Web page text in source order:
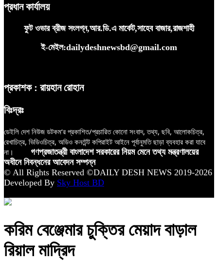
প্রধান কার্যালয়
ফুট ওভার ব্রীজ সংলগ্ন,আর.ডি.এ মার্কেট,সাহেব বাজার,রাজশাহী
ই-মেইল:dailydeshnewsbd@gmail.com
প্রকাশক : রায়হান রোহান
বিঃদ্রঃ
ডেইলি দেশ নিউজ ডটকম’র প্রকাশিত/প্রচারিত কোনো সংবাদ, তথ্য, ছবি, আলোকচিত্র,
রেখাচিত্র, ভিডিওচিত্র, অডিও কনটেন্ট কপিরাইট আইনে পূর্বানুমতি ছাড়া ব্যবহার করা যাবে
না।
গণপ্রজাতন্ত্রী বাংলাদেশ সরকারের নিয়ম মেনে তথ্য মন্ত্রণালয়ের
অধীনে নিবন্ধনের আবেদন সম্পন্ন
© All Rights Reserved ©DAILY DESH NEWS 2019-2026
Developed By Sky Host BD
করিম বেঞ্জেমার চুক্তির মেয়াদ বাড়াল
রিয়াল মাদ্রিদ